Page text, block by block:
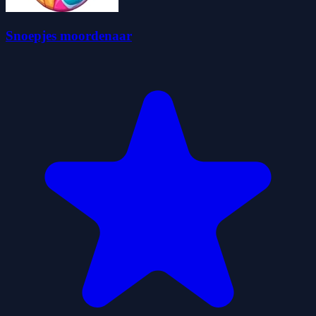
Snoepjes moordenaar